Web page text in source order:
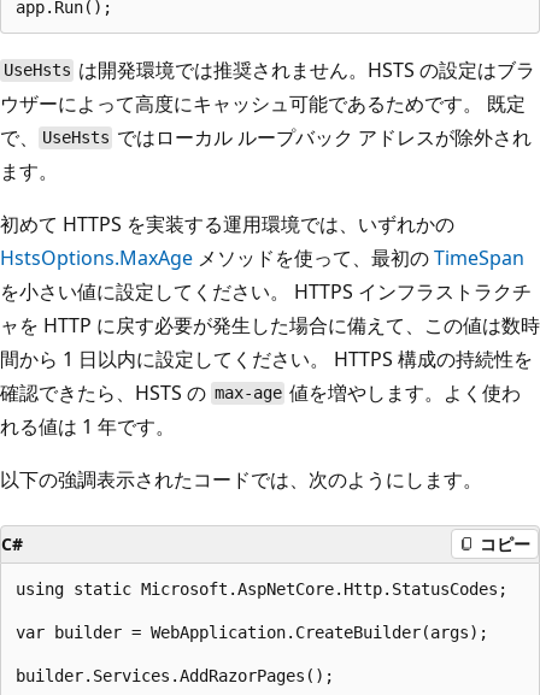
UseHsts は開発環境では推奨されません。HSTS の設定はブラ
ウザーによって高度にキャッシュ可能であるためです。 既定
で、
UseHsts ではローカル ループバック アドレスが除外され
ます。
初めて HTTPS を実装する運用環境では、いずれかの
HstsOptions.MaxAge メソッドを使って、最初のTimeSpan
を小さい値に設定してください。 HTTPS インフラストラクチ
ャを HTTP に戻す必要が発生した場合に備えて、この値は数時
間から 1 日以内に設定してください。 HTTPS 構成の持続性を
確認できたら、HSTS の max-age 値を増やします。よく使わ
れる値は 1 年です。
以下の強調表示されたコードでは、次のようにします。
C# コピー
using static Microsoft.AspNetCore.Http.StatusCodes;
var builder = WebApplication.CreateBuilder(args);
builder.Services.AddRazorPages();